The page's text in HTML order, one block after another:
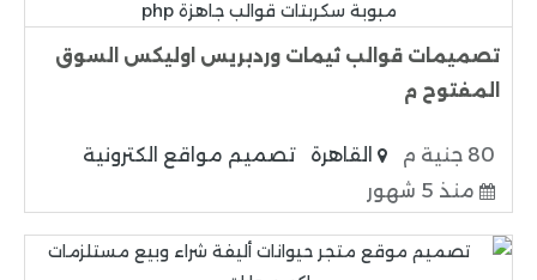
تصميمات قوالب ثيمات وردبريس اوليكس السوق
المفتوح م
80 جنية م القاهرة
تصميم مواقع الكترونية
منذ 5 شهور